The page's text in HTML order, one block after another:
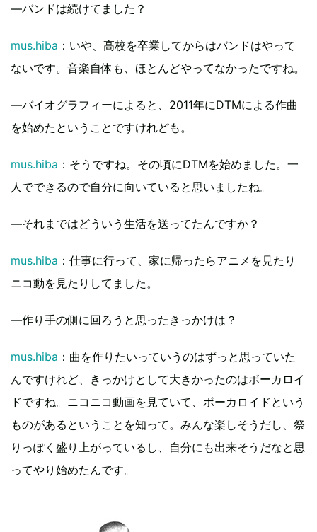
―バンドは続けてました？
mus.hiba ：いや、高校を卒業してからはバンドはやって
ないです。音楽自体も、ほとんどやってなかったですね。
―バイオグラフィーによると、2011年にDTMによる作曲
を始めたということですけれども。
mus.hiba ：そうですね。その頃にDTMを始めました。一
人でできるので自分に向いていると思いましたね。
―それまではどういう生活を送ってたんですか？
mus.hiba ：仕事に行って、家に帰ったらアニメを見たり
ニコ動を見たりしてました。
―作り手の側に回ろうと思ったきっかけは？
mus.hiba ：曲を作りたいっていうのはずっと思っていた
んですけれど、きっかけとして大きかったのはボーカロイ
ドですね。ニコニコ動画を見ていて、ボーカロイドという
ものがあるということを知って。みんな楽しそうだし、祭
りっぽく盛り上がっているし、自分にも出来そうだなと思
ってやり始めたんです。